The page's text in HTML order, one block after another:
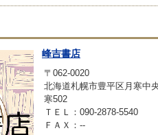
峰吉書店
〒062-0020
北海道札幌市豊平区月寒中
寒502
ＴＥＬ：090-2878-5540
ＦＡＸ：--